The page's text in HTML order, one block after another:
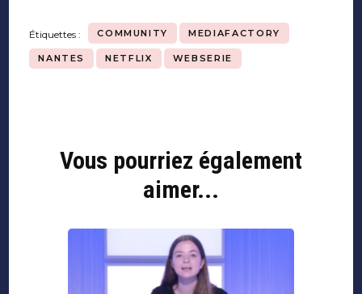
Étiquettes : COMMUNITY MEDIAFACTORY
NANTES NETFLIX WEBSERIE
Navigation
Vous pourriez également
aimer...